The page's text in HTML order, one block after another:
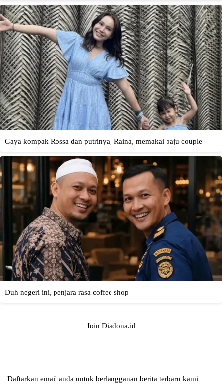
Join Diadona.id
Daftarkan email anda untuk berlangganan berita terbaru kami